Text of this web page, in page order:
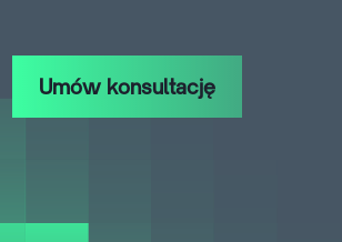
Umów konsultację